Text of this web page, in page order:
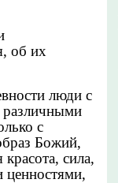
об их
люди с
с
Божий,
сила,
ценностями,